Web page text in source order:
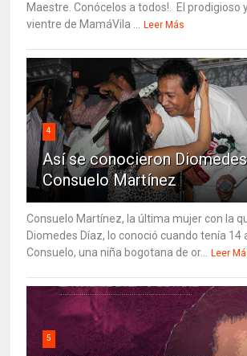
Maestre. Conócelos a todos!. El prodigioso
vientre de MamáVila ... Leer Más
4
Así se conocieron
Consuelo Martínez
Consuelo Martínez, la última mujer con la
Diomedes Díaz, lo conoció cuando tenía 14
Consuelo, una niña bogotana de or... Leer
5